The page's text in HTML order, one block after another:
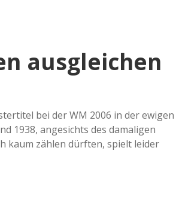
ausgleichen
bei der WM 2006 in der ewigen
1938, angesichts des damaligen
kaum zählen dürften, spielt leider